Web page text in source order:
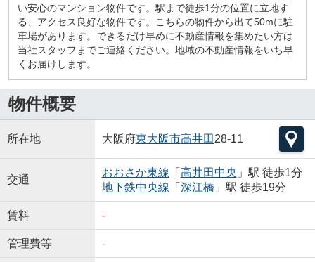
い安心のマンション物件です。駅まで徒歩1分の位置に立地す
る、アクセス良好な物件です。こちらの物件から出て50mに駐
車場があります。できるだけ早めに不動産情報を集めたい方は
当社スタッフまでご連絡ください。地域の不動産情報をいち早
くお届けします。
物件概要
所在地 大阪府東大阪市高井田 28-11
交通
おおさか東線 「 高井田中央 」駅 徒歩1分
地下鉄中央線 「 深江橋 」駅 徒歩19分
賃料 -
管理費等 -